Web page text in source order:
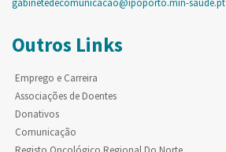
gabinetedecomunicacao@ipoporto.min-saude.pt
Outros Links
Emprego e Carreira
Associações de Doentes
Donativos
Comunicação